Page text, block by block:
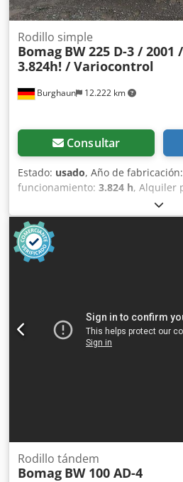
Burghaun 12.222 km
Rodillo simple
Bomag BW 225 D-3 / 2001
3.824h! / Variocontrol
Consultar
Estado: usado, Año de fabricación:
funcionamiento: 3.824 h, Alquiler
Abzsck = Más información =
Tobias Ebert para obtener más
Rodillo tándem
Bomag BW 100 AD-4